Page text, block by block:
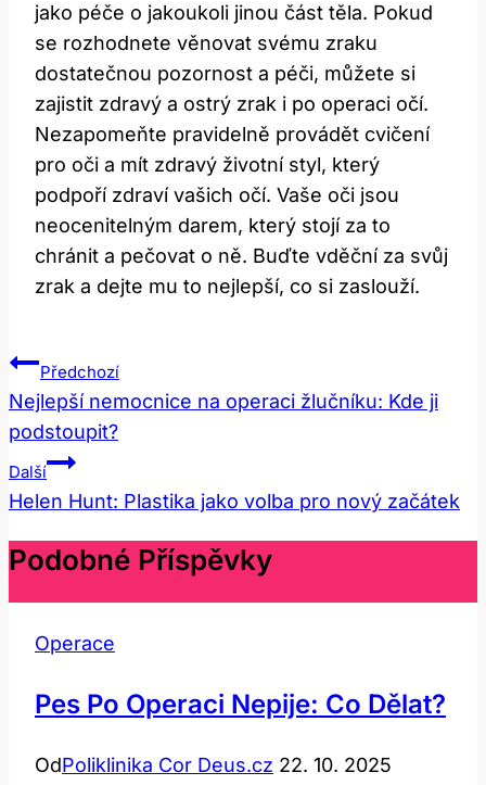
jako‌ péče o jakoukoli jinou část těla.​ Pokud
se rozhodnete věnovat svému ⁣zraku
dostatečnou pozornost a péči, můžete si
zajistit zdravý​ a ostrý zrak i po operaci očí.
Nezapomeňte pravidelně provádět cvičení
pro‍ oči a mít zdravý​ životní styl, který
podpoří ⁣zdraví vašich očí. Vaše oči jsou
neocenitelným darem, ​který stojí za to
chránit ​a pečovat o ně. Buďte vděční⁣ za svůj
zrak a dejte mu to⁣ nejlepší,​ co⁣ si zaslouží.
Navigace
Pro
Příspěvek
Předchozí
Nejlepší nemocnice na operaci žlučníku: Kde ji
podstoupit?
Další
Helen Hunt: Plastika jako volba pro nový začátek
Podobné Příspěvky
Operace
Pes Po Operaci Nepije: Co Dělat?
OdPoliklinika Cor Deus.cz 22. 10. 2025